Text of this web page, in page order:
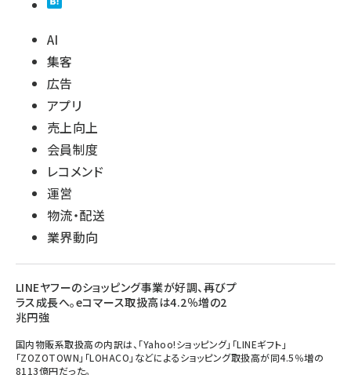
AI
集客
広告
アプリ
売上向上
会員制度
レコメンド
運営
物流・配送
業界動向
LINEヤフーのショッピング事業が好調、再びプ
ラス成長へ。eコマース取扱高は4.2％増の2
兆円強
国内物販系取扱高の内訳は、「Yahoo!ショッピング」「LINEギフト」
「ZOZOTOWN」「LOHACO」などによるショッピング取扱高が同4.5％増の
8113億円だった。